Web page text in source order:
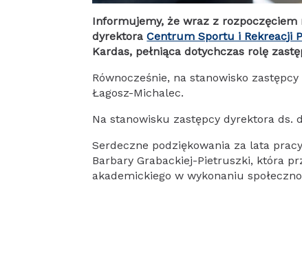
Informujemy, że wraz z
dyrektoraCentrum Sportu i Rekreacji
Kardas, pełniąca dotychczas rolę
Równocześnie, na stanowisko
Łagosz-Michalec.
Na stanowisku zastępcy dyrektora ds.
Serdeczne podziękowania za lata
Barbary Grabackiej-Pietruszki, która
akademickiego w wykonaniu